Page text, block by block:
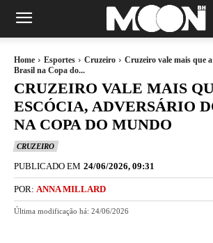
Home Esportes Cruzeiro
Cruzeiro vale mais que
Brasil na Copa do...
CRUZEIRO VALE MAIS
ESCÓCIA, ADVERSÁRIO
NA COPA DO MUNDO
CRUZEIRO
PUBLICADO EM 24/06/2026, 09:31
POR: ANNA MILLARD
Última modificação há: 24/06/2026